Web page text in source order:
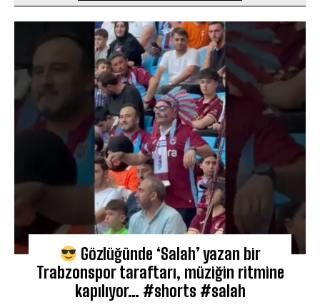
Gözlüğünde ‘Salah’ yazan bir
Trabzonspor taraftarı, müziğin ritmine
kapılıyor… #shorts #salah